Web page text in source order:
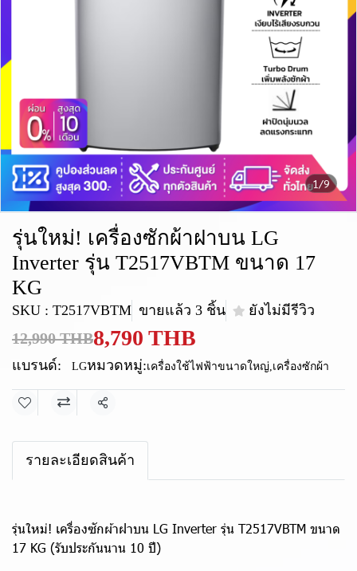
1/9
รุ่นใหม่! เครื่องซักผ้าฝาบน LG
Inverter รุ่น T2517VBTM ขนาด 17
KG
SKU : T2517VBTM ขายแล้ว 3 ชิ้น ยังไม่มีรีวิว
12,990 THB8,790 THB
แบรนด์: LGหมวดหมู่:เครื่องใช้ไฟฟ้าขนาดใหญ่,เครื่องซักผ้า
แชร์
รายละเอียดสินค้า
รุ่นใหม่! เครื่องซักผ้าฝาบน LG Inverter รุ่น T2517VBTM ขนาด
17 KG (รับประกันนาน 10 ปี)